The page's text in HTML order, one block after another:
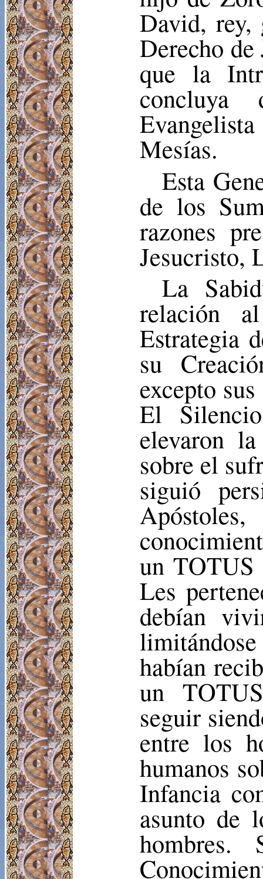
David, rey,
Derecho
que la
Mesías.
Esta
de los
razones
Jesucristo,
La
relación
Estrategia
su
excepto
El
elevaron
sobre el
siguió
un TOTUS
Les
debían
habían
un
seguir
entre los
humanos
Infancia
asunto de